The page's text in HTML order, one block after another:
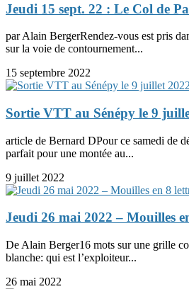
Jeudi 15 sept. 22 : Le Col de
par Alain BergerRendez-vous est pris
sur la voie de contournement...
15 septembre 2022
Sortie VTT au Sénépy le 9
article de Bernard DPour ce samedi de
parfait pour une montée au...
9 juillet 2022
Jeudi 26 mai 2022 – Mouilles
De Alain Berger16 mots sur une grille
blanche: qui est l’exploiteur...
26 mai 2022